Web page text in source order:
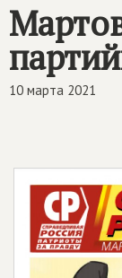
10 марта 2021